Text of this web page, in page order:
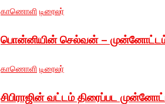
காணொளி டிரைலர்
பொன்னியின் செல்வன் –
காணொளி டிரைலர்
சிபிராஜின் வட்டம் திரைப்பட